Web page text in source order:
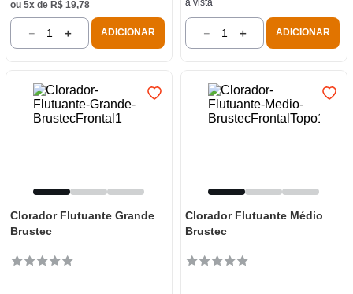
ou 5x de R$ 19,78
＋
－ ADICIONAR
à vista
＋
－ ADICIONAR
Clorador Flutuante Grande
Brustec
Clorador Flutuante Médio
Brustec